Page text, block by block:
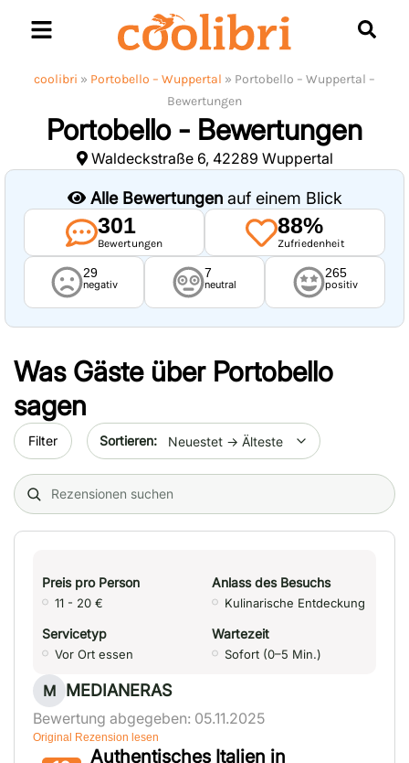
coolibri » Portobello – Wuppertal » Portobello – Wuppertal –
Bewertungen
Portobello - Bewertungen
Waldeckstraße 6, 42289 Wuppertal
Alle Bewertungenauf einem Blick
301
Bewertungen
88%
Zufriedenheit
29
negativ
7
neutral
265
positiv
Was Gäste über Portobello
sagen
Filter Sort by date
Search (title/text)
Preis pro Person
11 - 20 €
Anlass des Besuchs
Kulinarische Entdeckung
Servicetyp
Vor Ort essen
Wartezeit
Sofort (0–5 Min.)
M MEDIANERAS
Bewertung abgegeben: 05.11.2025
Original Rezension lesen
Authentisches Italien in